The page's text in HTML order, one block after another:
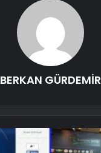
BERKAN GÜRDEMİR